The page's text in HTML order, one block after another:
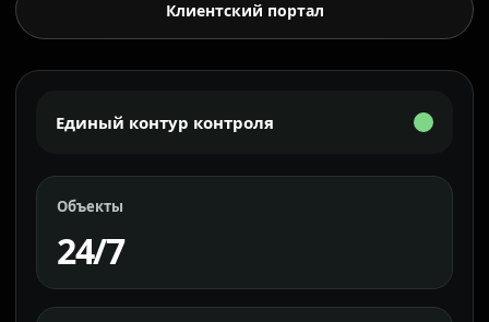
Клиентский портал
Единый контур контроля
Объекты
24/7